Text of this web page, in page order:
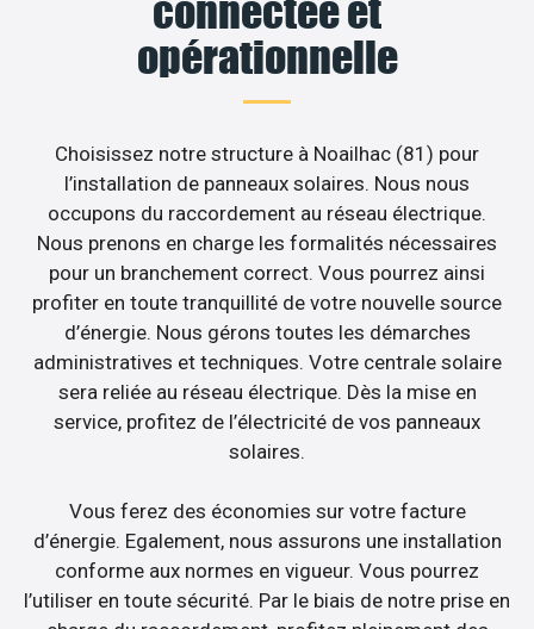
connectée et
opérationnelle
Choisissez notre structure à Noailhac (81) pour
l’installation de panneaux solaires. Nous nous
occupons du raccordement au réseau électrique.
Nous prenons en charge les formalités nécessaires
pour un branchement correct. Vous pourrez ainsi
profiter en toute tranquillité de votre nouvelle source
d’énergie. Nous gérons toutes les démarches
administratives et techniques. Votre centrale solaire
sera reliée au réseau électrique. Dès la mise en
service, profitez de l’électricité de vos panneaux
solaires.
Vous ferez des économies sur votre facture
d’énergie. Egalement, nous assurons une installation
conforme aux normes en vigueur. Vous pourrez
l’utiliser en toute sécurité. Par le biais de notre prise en